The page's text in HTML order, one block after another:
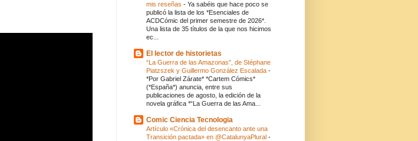
mis reseñas - Ya sabéis que hace poco se
publicó la lista de los *Esenciales de
ACDCómic del primer semestre de 2026*.
Una lista de 35 títulos de la que nos hicimos
ec...
El lector de historietas
“La Guerra de las Amazonas”, de Stéphane
Piatzszek y Guillermo González Escalada -
*Por Gabriel Zárate* *Cartem Cómics*
(*España*) anuncia, entre sus
publicaciones de agosto, la edición de la
novela gráfica *“La Guerra de las Ama...
Comic Ciencia Tecnologia
Artículo «Crónica del desencanto ante una
Transición pactada» en @CatalunyaPlural -